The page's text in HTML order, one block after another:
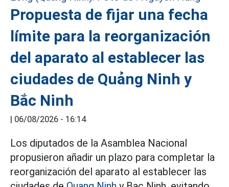
Propuesta de fijar una fecha
límite para la reorganización
del aparato al establecer las
ciudades de Quảng Ninh y
Bắc Ninh
| 06/08/2026 - 16:14
Los diputados de la Asamblea Nacional
propusieron añadir un plazo para completar la
reorganización del aparato al establecer las